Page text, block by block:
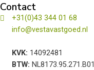
Contact
+31(0)43 344 01 68
info@vestavastgoed.nl
KVK: 14092481
BTW: NL8173.95.271.B01